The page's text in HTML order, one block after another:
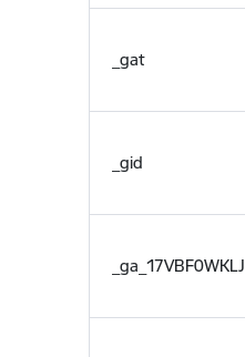
_gat
_gid
_ga_17VBF0WKLJ